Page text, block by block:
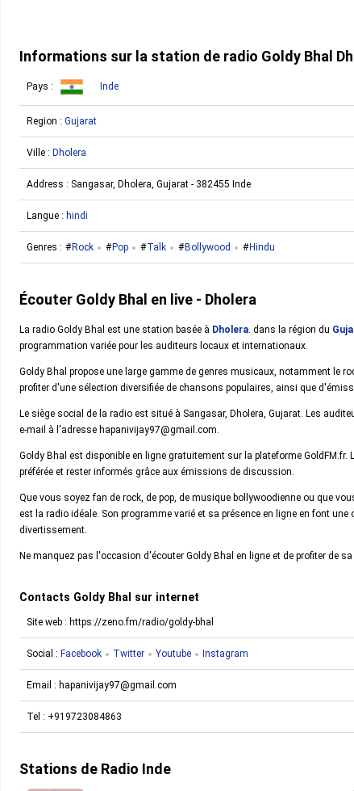
Informations sur la station de radio Goldy Bhal
Pays : Inde
Region : Gujarat
Ville : Dholera
Address : Sangasar, Dholera, Gujarat - 382455 Inde
Langue : hindi
Genres : Rock Pop Talk Bollywood Hindu
Écouter Goldy Bhal en live - Dholera
La radio Goldy Bhal est une station basée à Dholera. dans la région du
programmation variée pour les auditeurs locaux et internationaux.
Goldy Bhal propose une large gamme de genres musicaux, notamment le
profiter d'une sélection diversifiée de chansons populaires, ainsi que
Le siège social de la radio est situé à Sangasar, Dholera, Gujarat. Les
e-mail à l'adresse hapanivijay97@gmail.com.
Goldy Bhal est disponible en ligne gratuitement sur la plateforme
préférée et rester informés grâce aux émissions de discussion.
Que vous soyez fan de rock, de pop, de musique bollywoodienne ou que
est la radio idéale. Son programme varié et sa présence en ligne en font
divertissement.
Ne manquez pas l'occasion d'écouter Goldy Bhal en ligne et de profiter de
Contacts Goldy Bhal sur internet
Site web : https://zeno.fm/radio/goldy-bhal
Social : Facebook Twitter Youtube Instagram
Email : hapanivijay97@gmail.com
Tel : +919723084863
Stations de Radio Inde